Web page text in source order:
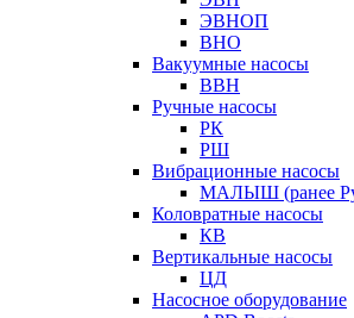
ЭВНОП
ВНО
Вакуумные насосы
ВВН
Ручные насосы
РК
РШ
Вибрационные насосы
МАЛЫШ (ранее
Коловратные насосы
КВ
Вертикальные насосы
ЦД
Насосное оборудование